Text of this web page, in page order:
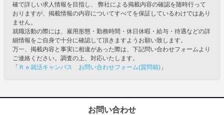
確で詳しい求人情報を目指し、 弊社による掲載内容の確認を随時行って
おりますが、掲載情報の内容についてすべてを保証しているわけではあり
ません。
就職活動の際には、雇用形態・勤務時間・休日休暇・給与・待遇などの詳
細情報をご自身で十分に確認して頂きますようお願い致します。
万一、掲載内容と事実に相違があった際は、下記問い合わせフォームより
ご連絡ください。調査の上、対応いたします。
「 Ｒｅ就活キャンパス お問い合わせフォーム(質問箱) 」
お問い合わせ